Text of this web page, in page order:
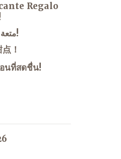
Regalo
متعة صيفية منعشة!
！
นที่สดชื่น!